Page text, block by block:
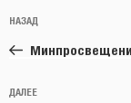
по
записям
Предыдущая
запись:
НАЗАД
Следующая
ДАЛЕЕ